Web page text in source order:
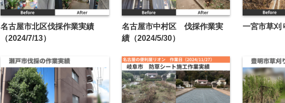
名古屋市北区伐採作業実績
（2024/7/13）
名古屋市中村区 伐採作業実
績（2024/5/30）
一宮市草刈